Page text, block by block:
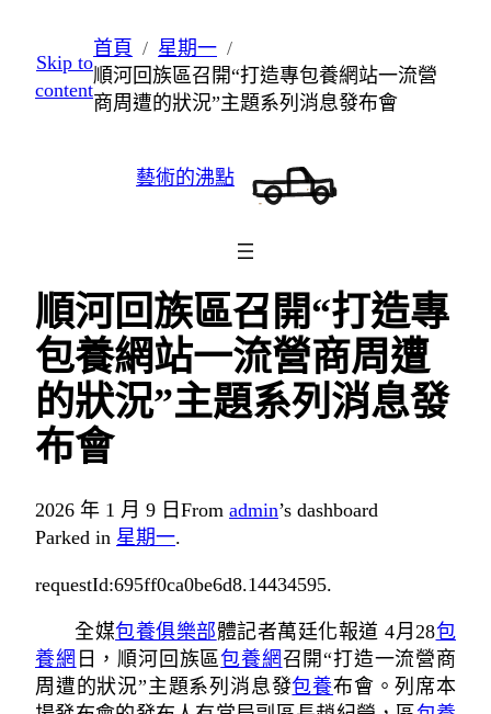
至
主
Skip to
content
首頁
星期一
順河回族區召開“打造專包養網站一流營
商周遭的狀況”主題系列消息發布會
藝術的沸點
順河回族區召開“打造專
包養網站一流營商周遭
的狀況”主題系列消息發
布會
2026 年 1 月 9 日 From admin’s dashboard
Parked in 星期一.
requestId:695ff0ca0be6d8.14434595.
全媒包養俱樂部體記者萬廷化報道 4月28包
養網 日，順河回族區包養網 召開“打造一流營商
周遭的狀況”主題系列消息發包養布會。列席本